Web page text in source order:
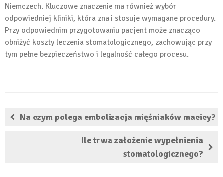
Niemczech. Kluczowe znaczenie ma również wybór
odpowiedniej kliniki, która zna i stosuje wymagane procedury.
Przy odpowiednim przygotowaniu pacjent może znacząco
obniżyć koszty leczenia stomatologicznego, zachowując przy
tym pełne bezpieczeństwo i legalność całego procesu.
Na czym polega embolizacja mięśniaków macicy?
Ile trwa założenie wypełnienia
stomatologicznego?